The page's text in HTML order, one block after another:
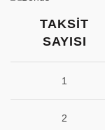
TAKSIT
SAYISI
1
2